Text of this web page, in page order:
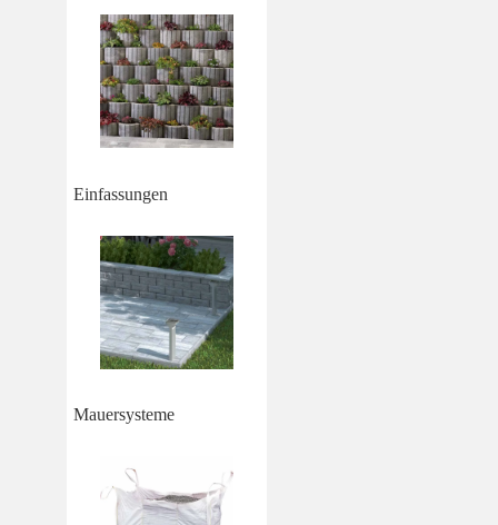
Einfassungen
Mauersysteme